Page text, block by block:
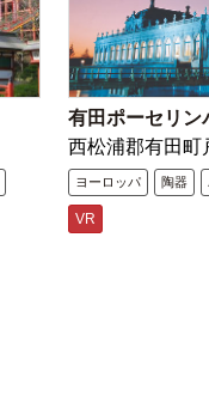
有田ポーセリン
西松浦郡有田町
ヨーロッパ 陶器
VR